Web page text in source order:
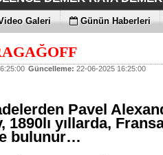
ÇİMENTO FARKI
MAXİMUM
BULUTLARIN FATİHİ
STRATEJİSİ
Galeri Günün Haberleri
Güncelleme: 22-06-2025 16:25:00
Pavel
1890lı yıllarda,
bulunur…